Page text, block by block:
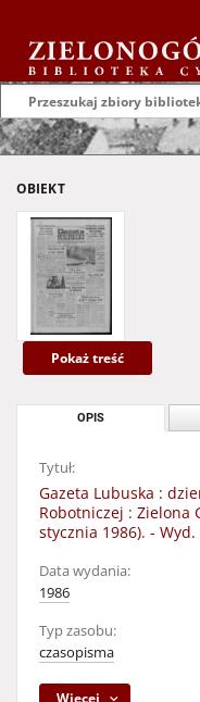
OBIEKT
Pokaż treść
OPIS
Tytuł:
Gazeta Lubuska :
Robotniczej : Zielona
stycznia 1986). - Wyd.
Data wydania:
1986
Typ zasobu:
czasopisma
Więcej